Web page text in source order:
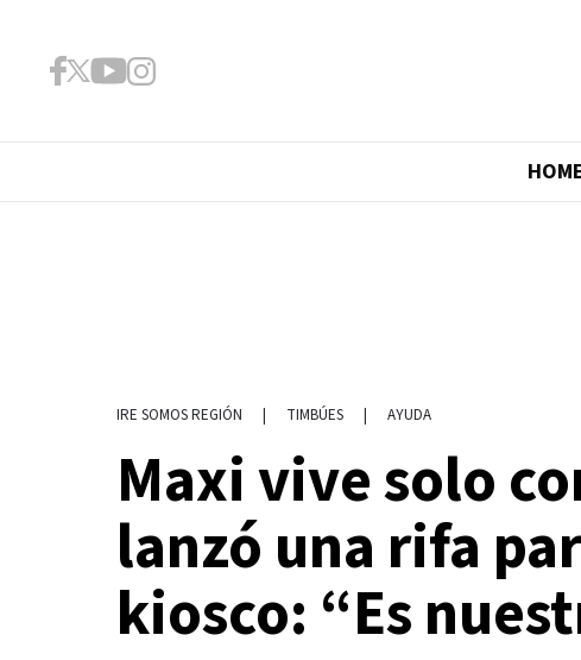
IRE SOMOS REGIÓN | TIMBÚES | AYUDA
Maxi vive solo
lanzó una rifa
kiosco: “Es